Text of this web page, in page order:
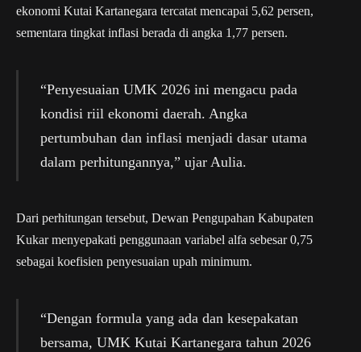
ekonomi Kutai Kartanegara tercatat mencapai 5,62 persen,
sementara tingkat inflasi berada di angka 1,77 persen.
“Penyesuaian UMK 2026 ini mengacu pada
kondisi riil ekonomi daerah. Angka
pertumbuhan dan inflasi menjadi dasar utama
dalam perhitungannya,” ujar Aulia.
Dari perhitungan tersebut, Dewan Pengupahan Kabupaten
Kukar menyepakati penggunaan variabel alfa sebesar 0,75
sebagai koefisien penyesuaian upah minimum.
“Dengan formula yang ada dan kesepakatan
bersama, UMK Kutai Kartanegara tahun 2026